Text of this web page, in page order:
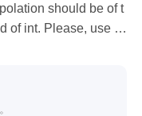
should be of t
of int. Please, use In
第二条：将Image.B
，这个